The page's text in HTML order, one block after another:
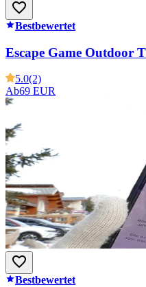
Bestbewertet
Escape Game Outdoor
5.0(2)
Ab69 EUR
Bestbewertet